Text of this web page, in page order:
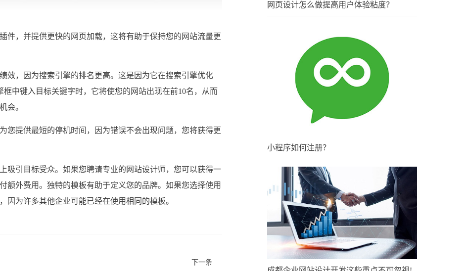
，并提供更快的网页加载，这将有助于保持您的网站流量更
，因为搜索引擎的排名更高。这是因为它在搜索引擎优化
中键入目标关键字时，它将使您的网站出现在前10名，从而
会。
提供最短的停机时间，因为错误不会出现问题，您将获得更
引目标受众。如果您聘请专业的网站设计师，您可以获得一
额外费用。独特的模板有助于定义您的品牌。如果您选择使用
因为许多其他企业可能已经在使用相同的模板。
下一条
网页设计怎么做提高用户体验粘度？
小程序如何注册？